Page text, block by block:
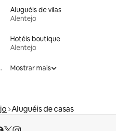
Aluguéis de vilas
Alentejo
Hotéis boutique
Alentejo
da manhã
Mostrar mais
Aluguéis de casas